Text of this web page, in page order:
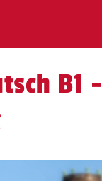
B1 -